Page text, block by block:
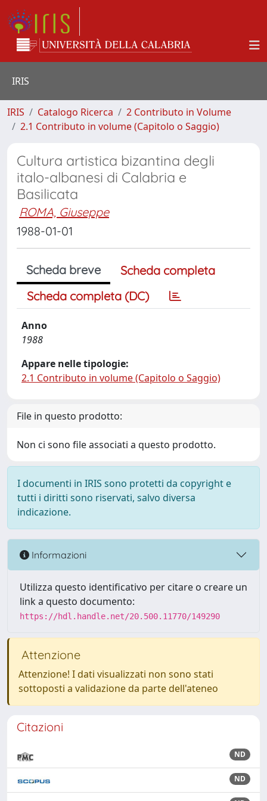
IRIS
IRIS Catalogo Ricerca
2 Contributo in Volume
2.1 Contributo in volume (Capitolo o Saggio)
Cultura artistica bizantina degli
italo-albanesi di Calabria e
Basilicata
ROMA, Giuseppe
1988-01-01
Scheda breve
Scheda completa
Scheda completa (DC)
Anno
1988
Appare nelle tipologie:
2.1 Contributo in volume (Capitolo o Saggio)
File in questo prodotto:
Non ci sono file associati a questo prodotto.
I documenti in IRIS sono protetti da copyright e
tutti i diritti sono riservati, salvo diversa
indicazione.
Informazioni
Utilizza questo identificativo per citare o creare un
link a questo documento:
https://hdl.handle.net/20.500.11770/149290
Attenzione
Attenzione! I dati visualizzati non sono stati
sottoposti a validazione da parte dell'ateneo
Citazioni
ND
ND